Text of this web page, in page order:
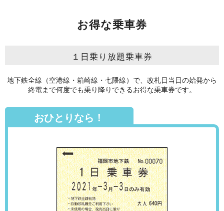
お得な乗車券
１日乗り放題乗車券
地下鉄全線（空港線・箱崎線・七隈線）で、改札日当日の始発から
終電まで何度でも乗り降りできるお得な乗車券です。
おひとりなら！